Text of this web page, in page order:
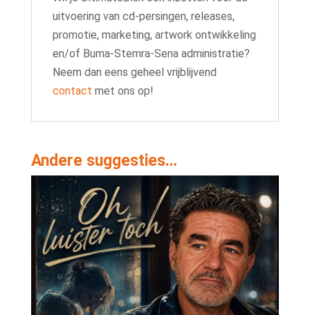
uitvoering van cd-persingen, releases,
promotie, marketing, artwork ontwikkeling
en/of Buma-Stemra-Sena administratie?
Neem dan eens geheel vrijblijvend
contact met ons op!
Andere suggesties…